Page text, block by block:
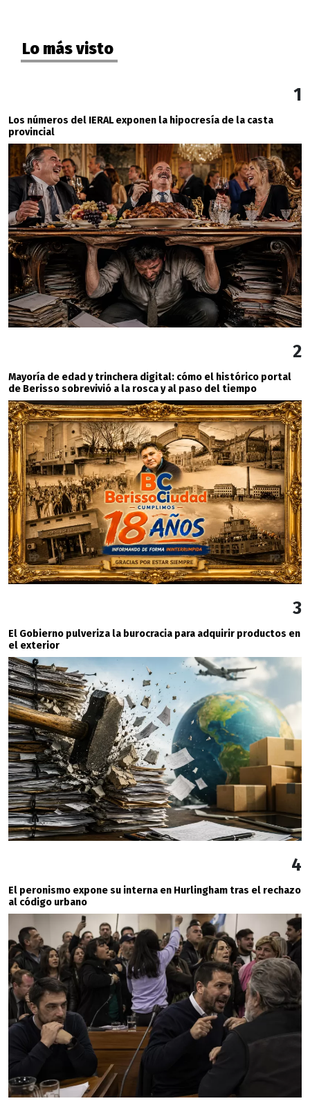
Lo más visto
1
Los números del IERAL exponen la hipocresía de la casta
provincial
2
Mayoría de edad y trinchera digital: cómo el histórico portal
de Berisso sobrevivió a la rosca y al paso del tiempo
3
El Gobierno pulveriza la burocracia para adquirir productos en
el exterior
4
El peronismo expone su interna en Hurlingham tras el rechazo
al código urbano